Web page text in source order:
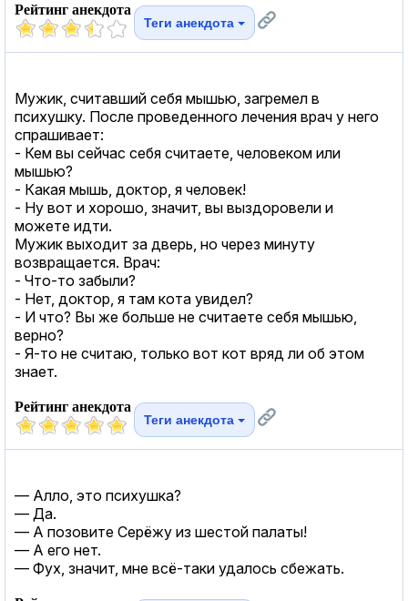
Рейтинг анекдота
Теги анекдота
Мужик, считавший себя мышью, загремел в
психушку. После проведенного лечения врач у него
спрашивает:
- Кем вы сейчас себя считаете, человеком или
мышью?
- Какая мышь, доктор, я человек!
- Ну вот и хорошо, значит, вы выздоровели и
можете идти.
Мужик выходит за дверь, но через минуту
возвращается. Врач:
- Что-то забыли?
- Нет, доктор, я там кота увидел?
- И что? Вы же больше не считаете себя мышью,
верно?
- Я-то не считаю, только вот кот вряд ли об этом
знает.
Рейтинг анекдота
Теги анекдота
— Алло, это психушка?
— Да.
— А позовите Серёжу из шестой палаты!
— А его нет.
— Фух, значит, мне всё-таки удалось сбежать.